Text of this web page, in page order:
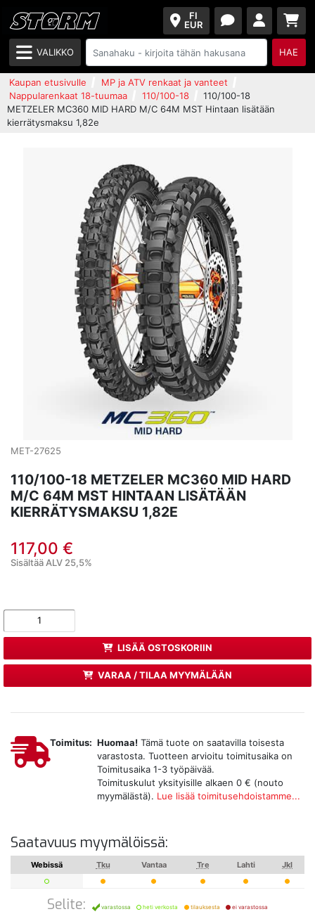
FI
EUR
VALIKKO HAE
Kaupan etusivulle
MP ja ATV renkaat ja vanteet
Nappularenkaat 18-tuumaa
110/100-18
110/100-18
METZELER MC360 MID HARD M/C 64M MST Hintaan lisätään
kierrätysmaksu 1,82e
MET-27625
110/100-18 METZELER MC360 MID HARD
M/C 64M MST HINTAAN LISÄTÄÄN
KIERRÄTYSMAKSU 1,82E
117,00 €
Sisältää ALV 25,5%
LISÄÄ OSTOSKORIIN
VARAA / TILAA MYYMÄLÄÄN
Toimitus: Huomaa! Tämä tuote on saatavilla toisesta
varastosta. Tuotteen arvioitu toimitusaika on
Toimitusaika 1-3 työpäivää.
Toimituskulut yksityisille alkaen 0 € (nouto
myymälästä). Lue lisää toimitusehdoistamme...
Saatavuus myymälöissä:
Webissä Tku Vantaa Tre Lahti Jkl
Selite: varastossa heti verkosta tilauksesta ei varastossa